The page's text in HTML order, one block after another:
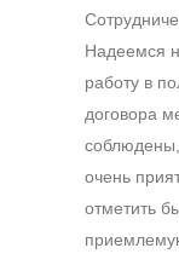
Надеемся
работу в
договора
очень
отметить